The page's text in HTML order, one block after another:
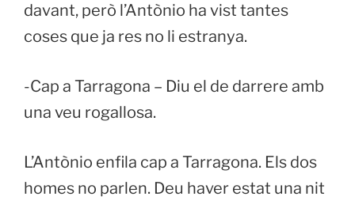
davant, però l’Antònio ha vist tantes
coses que ja res no li estranya.
-Cap a Tarragona – Diu el de darrere amb
una veu rogallosa.
L’Antònio enfila cap a Tarragona. Els dos
homes no parlen. Deu haver estat una nit